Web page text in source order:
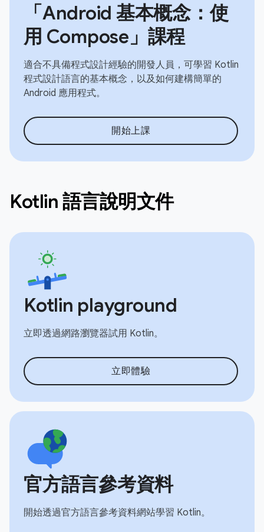
「Android 基本概念：使
用 Compose」課程
適合不具備程式設計經驗的開發人員，可學習 Kotlin
程式設計語言的基本概念，以及如何建構簡單的
Android 應用程式。
開始上課
Kotlin 語言說明文件
Kotlin playground
立即透過網路瀏覽器試用 Kotlin。
立即體驗
官方語言參考資料
開始透過官方語言參考資料網站學習 Kotlin。